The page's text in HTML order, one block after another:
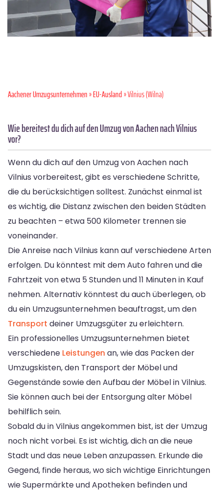
Aachener Umzugsunternehmen»EU-Ausland» Vilnius (Wilna)
Wie bereitest du dich auf den Umzug von Aachen nach Vilnius
vor?
Wenn du dich auf den Umzug von Aachen nach
Vilnius vorbereitest, gibt es verschiedene Schritte,
die du berücksichtigen solltest. Zunächst einmal ist
es wichtig, die Distanz zwischen den beiden Städten
zu beachten – etwa 500 Kilometer trennen sie
voneinander.
Die Anreise nach Vilnius kann auf verschiedene Arten
erfolgen. Du könntest mit dem Auto fahren und die
Fahrtzeit von etwa 5 Stunden und 11 Minuten in Kauf
nehmen. Alternativ könntest du auch überlegen, ob
du ein Umzugsunternehmen beauftragst, um den
Transport deiner Umzugsgüter zu erleichtern.
Ein professionelles Umzugsunternehmen bietet
verschiedene Leistungen an, wie das Packen der
Umzugskisten, den Transport der Möbel und
Gegenstände sowie den Aufbau der Möbel in Vilnius.
Sie können auch bei der Entsorgung alter Möbel
behilflich sein.
Sobald du in Vilnius angekommen bist, ist der Umzug
noch nicht vorbei. Es ist wichtig, dich an die neue
Stadt und das neue Leben anzupassen. Erkunde die
Gegend, finde heraus, wo sich wichtige Einrichtungen
wie Supermärkte und Apotheken befinden und